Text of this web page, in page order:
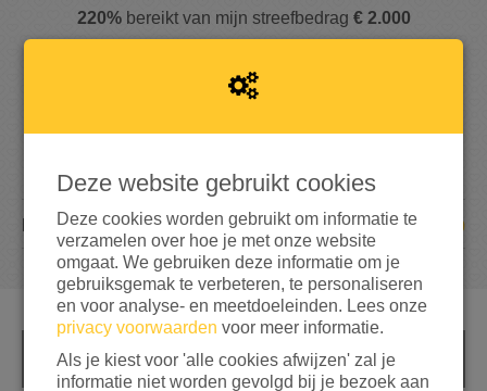
220% bereikt van mijn streefbedrag € 2.000
289
DONATIES
INFO
Deze website gebruikt cookies
Deze cookies worden gebruikt om informatie te
verzamelen over hoe je met onze website
omgaat. We gebruiken deze informatie om je
gebruiksgemak te verbeteren, te personaliseren
en voor analyse- en meetdoeleinden. Lees onze
privacy voorwaarden voor meer informatie.
Als je kiest voor 'alle cookies afwijzen' zal je
informatie niet worden gevolgd bij je bezoek aan